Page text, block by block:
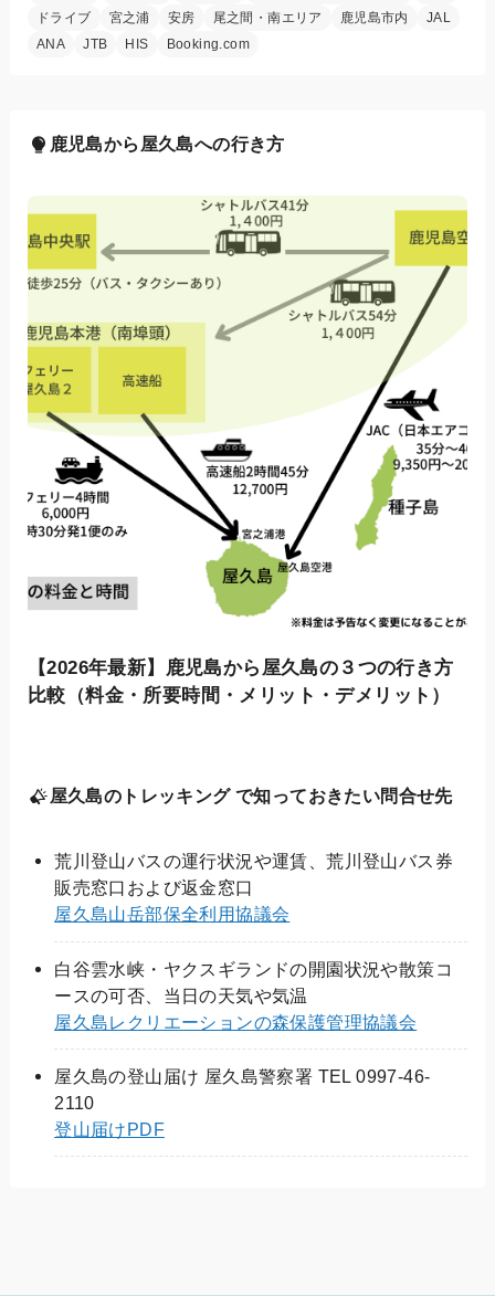
ドライブ
宮之浦 安房 尾之間・南エリア 鹿児島市内
JAL
ANA
JTB HIS Booking.com
鹿児島から屋久島への行き方
【2026年最新】鹿児島から屋久島の３つの行き方
比較（料金・所要時間・メリット・デメリット）
屋久島のトレッキング で知っておきたい問合せ先
荒川登山バスの運行状況や運賃、荒川登山バス券
販売窓口および返金窓口
屋久島山岳部保全利用協議会
白谷雲水峡・ヤクスギランドの開園状況や散策コ
ースの可否、当日の天気や気温
屋久島レクリエーションの森保護管理協議会
屋久島の登山届け 屋久島警察署 TEL 0997-46-
2110
登山届けPDF